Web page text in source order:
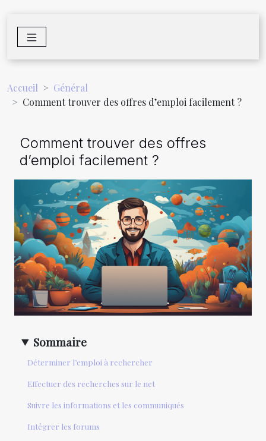
Accueil
Général
Comment trouver des offres d’emploi facilement ?
Comment trouver des offres
d’emploi facilement ?
Sommaire
Déterminer l’emploi à rechercher
Effectuer des recherches sur le net
Suivre les informations et les communiqués
Intégrer les forums